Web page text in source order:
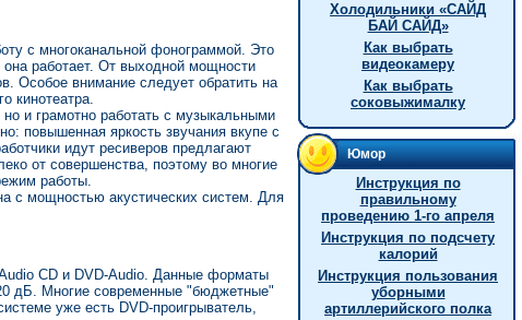
с многоканальной фонограммой. Это
работает. От выходной мощности
Особое внимание следует обратить на
кинотеатра.
и грамотно работать с музыкальными
повышенная яркость звучания вкупе с
идут ресиверов предлагают
от совершенства, поэтому во многие
работы.
с мощностью акустических систем. Для
CD и DVD-Audio. Данные форматы
дБ. Многие современные "бюджетные"
уже есть DVD-проигрыватель,
Холодильники «САЙД
БАЙ САЙД»
Как выбрать
видеокамеру
Как выбрать
соковыжималку
Юмор
Инструкция по
правильному
проведению 1-го апреля
Инструкция по подсчету
калорий
Инструкция пользования
уборными
артиллерийского полка